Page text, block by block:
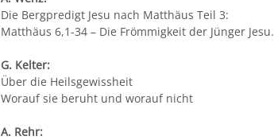
Die Bergpredigt Jesu nach Matthäus Teil 3:
Matthäus 6,1-34 – Die Frömmigkeit der Jünger Jesu.
G. Kelter:
Über die Heilsgewissheit
Worauf sie beruht und worauf nicht
A. Rehr: